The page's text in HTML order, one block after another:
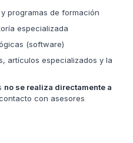
programas de formación
especializada
(software)
artículos especializados y la
no se realiza directamente a
con asesores